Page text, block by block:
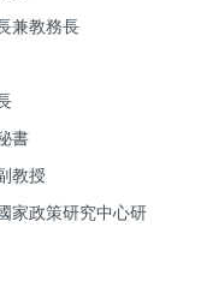
兼教務長
書
教授
家政策研究中心研